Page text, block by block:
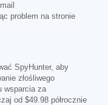
problem na stronie
SpyHunter, aby
złośliwego
wsparcia za
od $49.98 półrocznie